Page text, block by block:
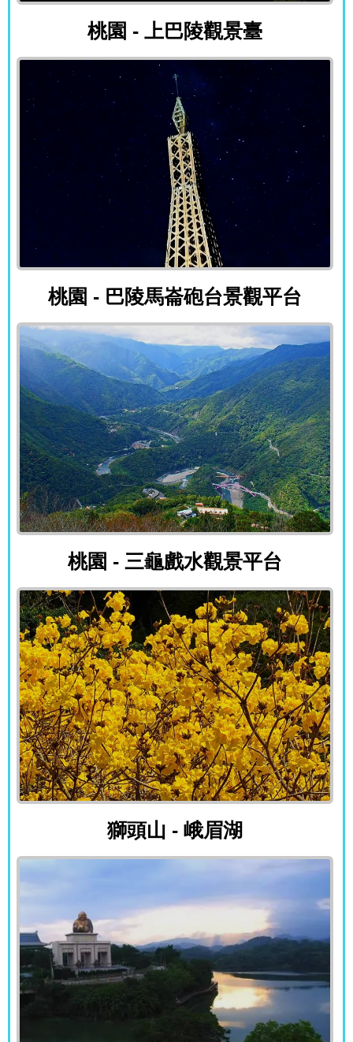
桃園 - 上巴陵觀景臺
桃園 - 上巴陵觀景臺
桃園 - 巴陵馬崙砲台景觀平台
桃園 - 巴陵馬崙砲台景觀平台
桃園 - 三龜戲水觀景平台
桃園 - 三龜戲水觀景平台
獅頭山 - 峨眉湖
獅頭山 - 峨眉湖